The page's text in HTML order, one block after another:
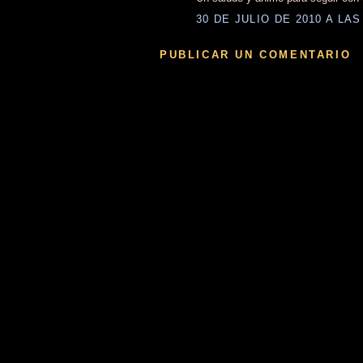
30 DE JULIO DE 2010 A
PUBLICAR UN COMENTARIO